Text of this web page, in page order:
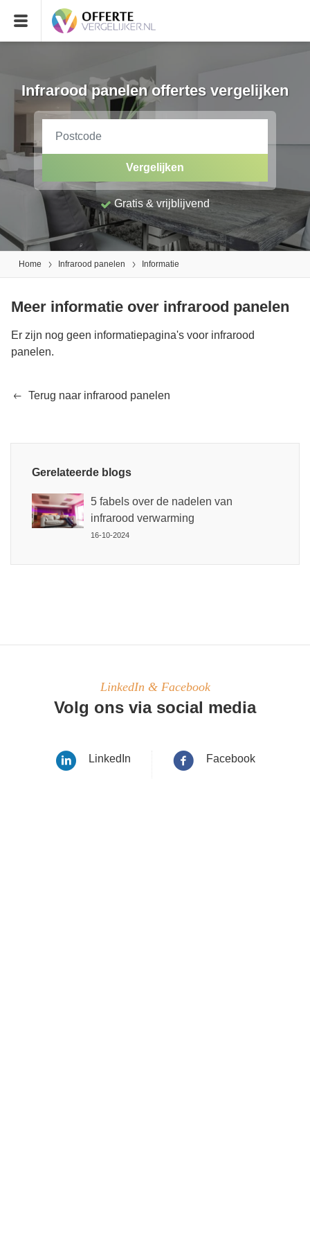
Infrarood panelen offertes vergelijken
Vergelijken
Gratis & vrijblijvend
Home Infrarood panelen Informatie
Meer informatie over infrarood panelen
Er zijn nog geen informatiepagina's voor infrarood
panelen.
Terug naar infrarood panelen
Gerelateerde blogs
5 fabels over de nadelen van
infrarood verwarming
16-10-2024
LinkedIn & Facebook
Volg ons via social media
LinkedIn Facebook